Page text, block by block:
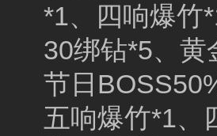
*1、四响爆竹
30绑钻*5、黄
节日
五响爆竹*1、